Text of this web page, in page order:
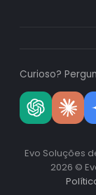
Curioso?
Evo Soluções
2026 ©